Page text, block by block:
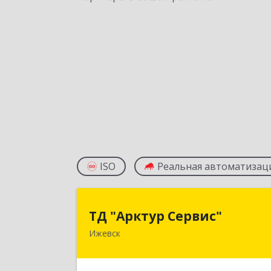
ISO Реальная
ТД "Арктур Сервис"
Ижевск426032, Удмуртская Респ, Ижевск г,